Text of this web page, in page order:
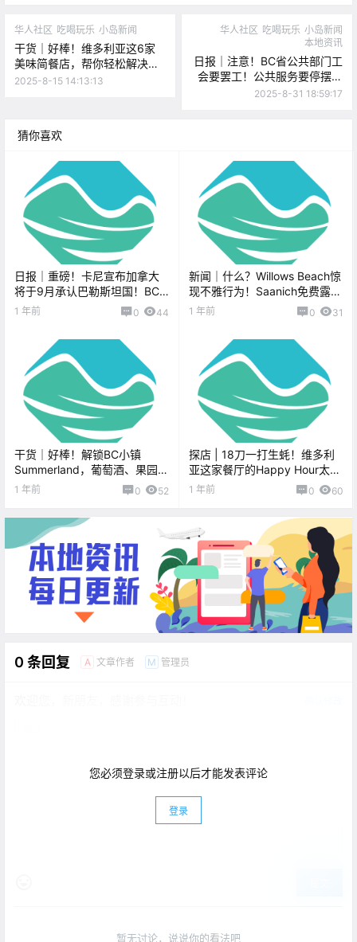
华人社区 吃喝玩乐 小岛新闻
干货｜好棒！维多利亚这6家
美味简餐店，帮你轻松解决一
餐！
2025-8-15 14:13:13
华人社区 吃喝玩乐 小岛新闻
本地资讯
日报｜注意！BC省公共部门工
会要罢工！公共服务要停摆？
Saanich枪击案后，3人被控持
2025-8-31 18:59:17
猜你喜欢
日报｜重磅！卡尼宣布加拿大
将于9月承认巴勒斯坦国！BC
省长呼吁改革罕见病药物审批
1 年前 0 44
新闻｜什么？Willows Beach惊
现不雅行为！Saanich免费露天
电影要来啦！
1 年前 0 31
干货｜好棒！解锁BC小镇
Summerland，葡萄酒、果园和
蒸汽火车的完美组合！
1 年前 0 52
探店 | 18刀一打生蚝！维多利
亚这家餐厅的Happy Hour太划
算了！
1 年前 0 60
0 条回复 A 文章作者 M 管理员
您必须登录或注册以后才能发表评论
登录
暂无讨论，说说你的看法吧